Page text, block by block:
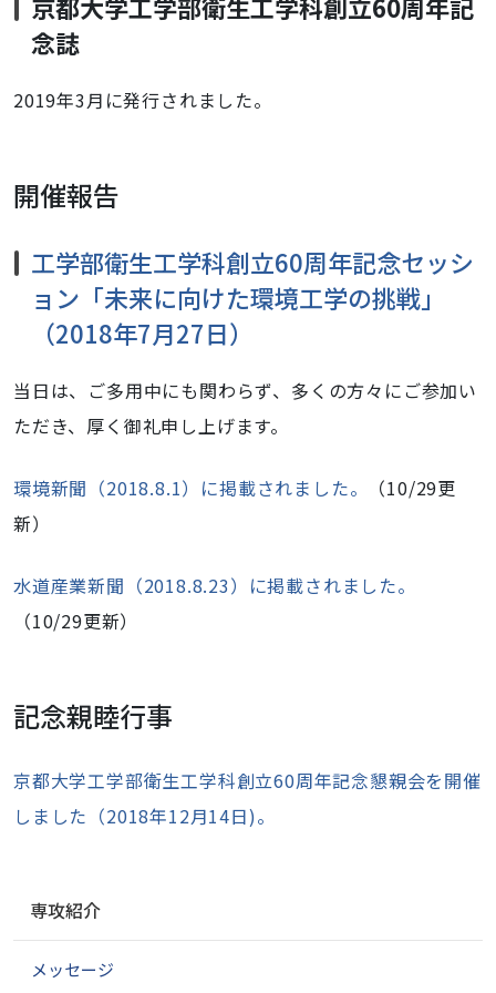
念誌
2019年3月に発行されました。
開催報告
工学部衛生工学科創立60周年記念セッシ
ョン「未来に向けた環境工学の挑戦」
（2018年7月27日）
当日は、ご多用中にも関わらず、多くの方々にご参加い
ただき、厚く御礼申し上げます。
環境新聞（2018.8.1）に掲載されました。
（10/29更
新）
水道産業新聞（2018.8.23）に掲載されました。
（10/29更新）
記念親睦行事
京都大学工学部衛生工学科創立60周年記念懇親会を開催
しました（2018年12月14日)。
ゲ
専攻紹介
メッセージ